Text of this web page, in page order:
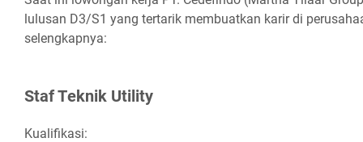
lulusan D3/S1 yang tertarik membuatkan karir di
selengkapnya:
Stаf Tеknіk Utіlіtу
Kualifikasi: